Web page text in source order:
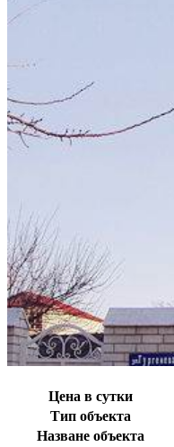
Цена в сутки
Тип объекта
Назване объекта